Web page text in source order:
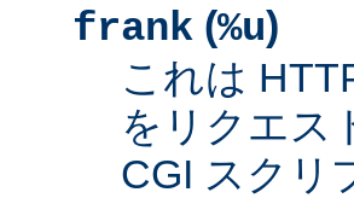
frank (%u)
これは
をリクエス
CGI スクリ